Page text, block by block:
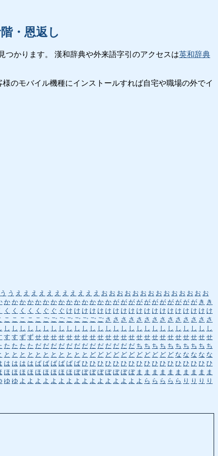
・恩返し
かります。 漢和辞典や外来語字引のアクセスは英和辞典
様のモバイル機種にインストールすれば自宅や職場の外でイ
う う え え え え え え え え え え え お お お お お お お お お お お お お お
か か か か か か か か か か か か か か が が が が が が が が が が が き き
く く く く く ぐ ぐ ぐ け け け け け け け け け け け け け け け け け け け
こ こ こ こ こ ご ご ご ご ご ご ご ご さ さ さ さ さ さ さ さ さ さ さ さ さ さ
し し し し し し し し し し し し し し し し し し し し し し し し し し し
す す ず ず せ せ せ せ せ せ せ せ せ せ せ せ せ せ せ せ せ せ せ せ せ せ せ
た た た た だ だ だ だ だ だ だ だ だ だ だ だ だ ち ち ち ち ち ち ち ち ち ち
と と と と と と と と と と と ど ど ど ど ど ど ど ど ど ど ど な な な な な
は は は は ば ば ば ば ば ば ひ ひ ひ ひ ひ ひ ひ ひ ひ ひ ひ ひ ひ ひ ひ ひ ひ
ほ ほ ほ ほ ほ ほ ほ ほ ほ ぼ ぼ ぼ ぼ ぼ ぼ ぼ ぼ ま ま ま ま ま ま ま ま ま ま
ゆ ゆ よ よ よ よ よ よ よ よ よ よ よ よ よ よ よ よ ら ら ら ら ら り り り り